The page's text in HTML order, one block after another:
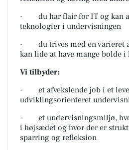
· du har flair for IT og kan
teknologier i undervisningen
· du trives med en varieret
kan lide at have mange bolde i
Vi tilbyder:
· et afvekslende job i et
udviklingsorienteret
· et undervisningsmiljø,
i højsædet og hvor der er
sparring og refleksion